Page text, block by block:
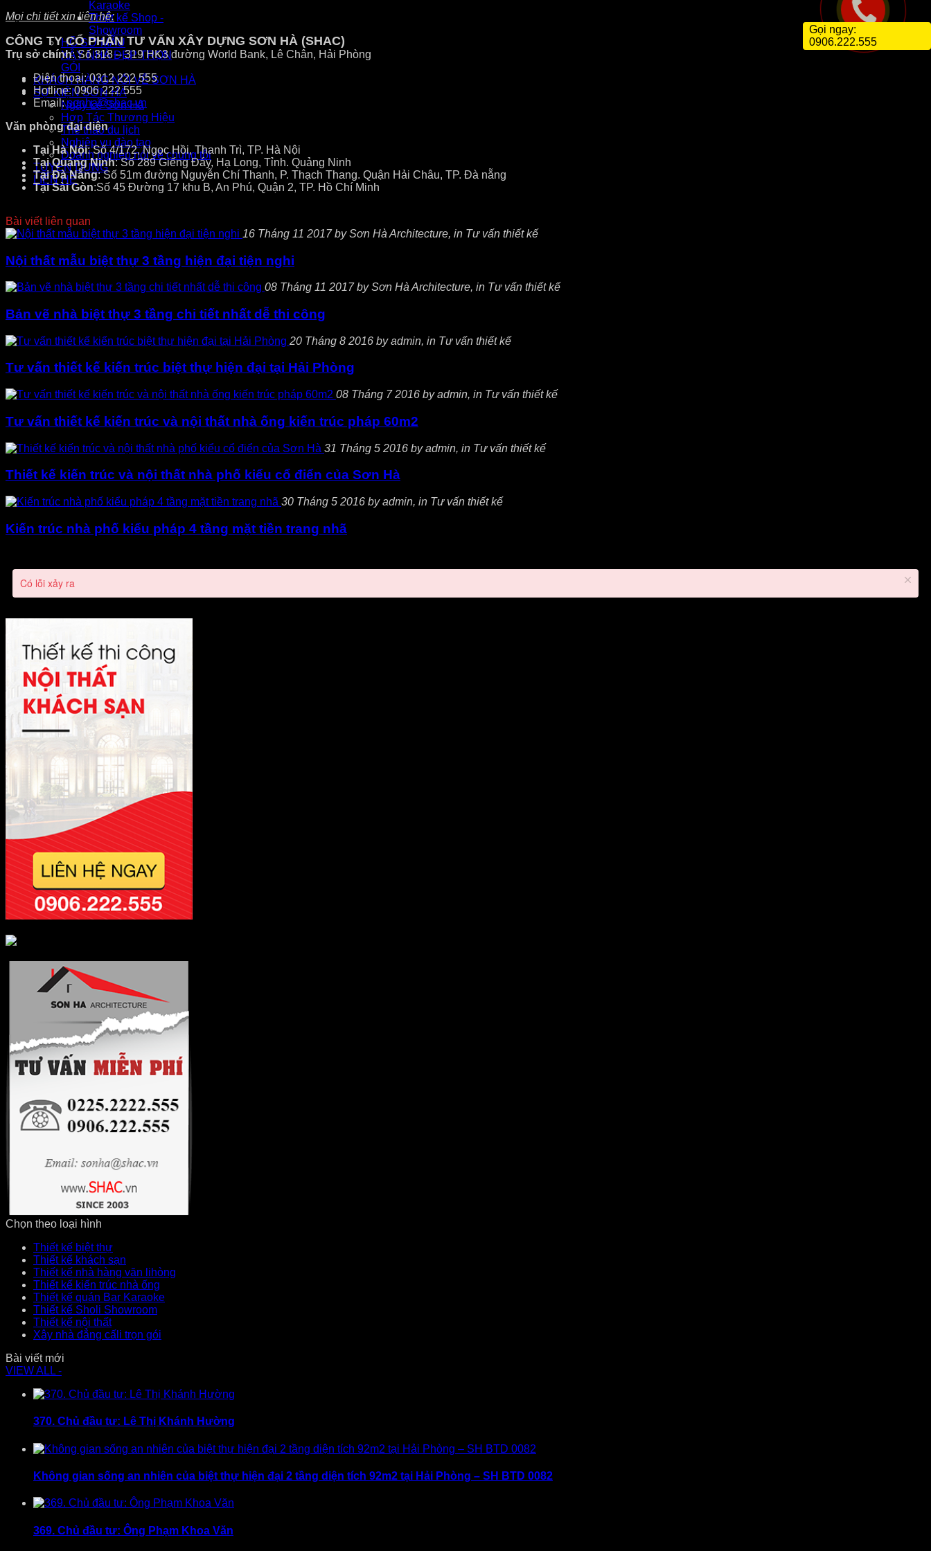
Karaoke
Thiết kế Shop -
Showroom
HỒ SƠ MẪU
XÂY NHÀ ĐẸP TRỌN
GÓI
KHÁCH HÀNG NÓI VỀ SƠN HÀ
SỰ KIỆN SƠN HÀ
Ngày Lễ Sơn Hà
Hợp Tác Thương Hiệu
Thể thao du lịch
Nghiệp vụ đào tạo
Doanh nghiệp nói về chúng tôi
TUYỂN DỤNG
LIÊN HỆ
Mọi chi tiết xin liên hệ:
CÔNG TY CỔ PHẦN TƯ VẤN XÂY DỰNG SƠN HÀ (SHAC)
Trụ sở chính: Số 318 – 319 HK3 đường World Bank, Lê Chân, Hải Phòng
Điện thoại: 0312 222 555
Hotline: 0906 222 555
Email:sonha@shac.vn
Văn phòng đại diện
Tại Hà Nội: Số 4/172, Ngọc Hồi, Thanh Trì, TP. Hà Nội
Tại Quảng Ninh: Số 289 Giếng Đáy, Hạ Long, Tỉnh. Quảng Ninh
Tại Đà Nẵng: Số 51m đường Nguyễn Chí Thanh, P. Thạch Thang. Quận Hải Châu, TP. Đà nẵng
Tại Sài Gòn:Số 45 Đường 17 khu B, An Phú, Quận 2, TP. Hồ Chí Minh
Bài viết liên quan
16 Tháng 11 2017 by Sơn Hà Architecture, in Tư vấn thiết kế
Nội thất mẫu biệt thự 3 tầng hiện đại tiện nghi
08 Tháng 11 2017 by Sơn Hà Architecture, in Tư vấn thiết kế
Bản vẽ nhà biệt thự 3 tầng chi tiết nhất dễ thi công
20 Tháng 8 2016 by admin, in Tư vấn thiết kế
Tư vấn thiết kế kiến trúc biệt thự hiện đại tại Hải Phòng
08 Tháng 7 2016 by admin, in Tư vấn thiết kế
Tư vấn thiết kế kiến trúc và nội thất nhà ống kiến trúc pháp 60m2
31 Tháng 5 2016 by admin, in Tư vấn thiết kế
Thiết kế kiến trúc và nội thất nhà phố kiểu cổ điển của Sơn Hà
30 Tháng 5 2016 by admin, in Tư vấn thiết kế
Kiến trúc nhà phố kiểu pháp 4 tầng mặt tiền trang nhã
Có lỗi xảy ra
Chọn theo loại hình
Thiết kế biệt thự
Thiết kế khách sạn
Thiết kế nhà hàng văn lihòng
Thiết kế kiến trúc nhà ống
Thiết kế quán Bar Karaoke
Thiết kế Sholi Showroom
Thiết kế nội thất
Xây nhà đẳng cấli trọn gói
Bài viết mới
VIEW ALL -
370. Chủ đầu tư: Lê Thị Khánh Hường
Không gian sống an nhiên của biệt thự hiện đại 2 tầng diện tích 92m2 tại Hải Phòng – SH BTD 0082
369. Chủ đầu tư: Ông Phạm Khoa Văn
Gọi ngay:
0906.222.555